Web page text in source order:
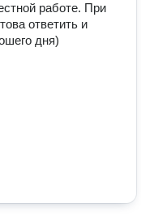
работе. При
ответить и
дня)